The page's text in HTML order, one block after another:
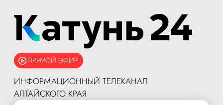
ПРЯМОЙ ЭФИР
ИНФОРМАЦИОННЫЙ ТЕЛЕКАНАЛ
АЛТАЙСКОГО КРАЯ